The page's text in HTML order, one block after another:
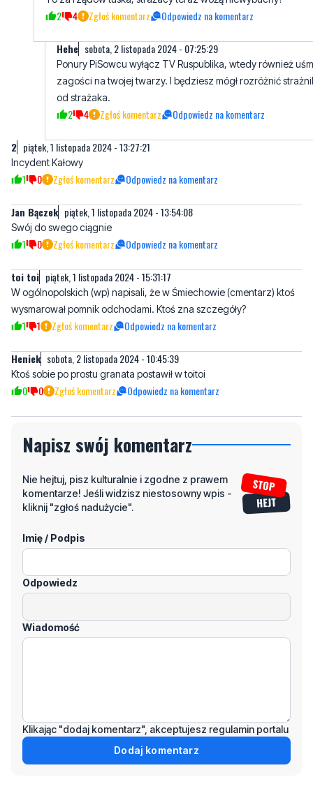
Ponury PiSowcu wyłącz TV Ruspublika, wtedy również
od strażaka.
2 4 Zgłoś komentarz Odpowiedz na komentarz
piątek, 1 listopada 2024 - 13:27:21
Incydent Kałowy
Jan Bączek piątek, 1 listopada 2024 - 13:54:08
Swój do swego ciągnie
toi toi piątek, 1 listopada 2024 - 15:31:17
W ogólnopolskich (wp) napisali, że w Śmiechowie (cmentarz) ktoś
1 1 Zgłoś komentarz Odpowiedz na komentarz
Heniek sobota, 2 listopada 2024 - 10:45:39
Ktoś sobie po prostu granata postawił w toitoi
Napisz swój komentarz
komentarze! Jeśli widzisz niestosowny wpis -
kliknij "zgłoś nadużycie".
Imię / Podpis
Odpowiedz
Wiadomość